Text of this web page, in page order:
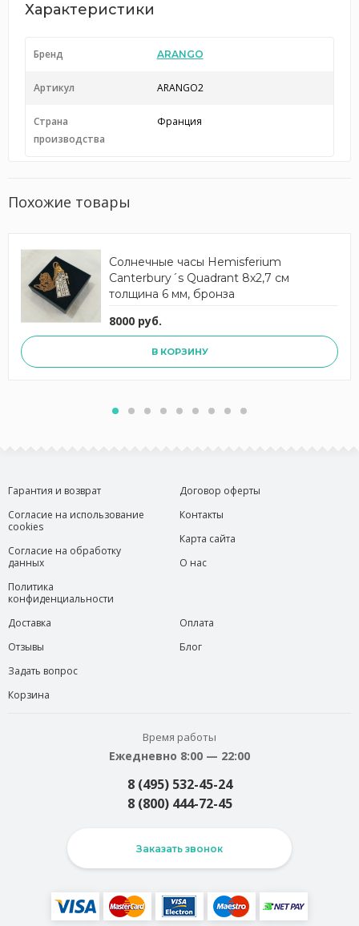
Характеристики
Бренд ARANGO
Артикул ARANGO2
Страна
производства
Франция
Похожие товары
Солнечные часы Hemisferium
Canterbury´s Quadrant 8х2,7 см
толщина 6 мм, бронза
8000 руб.
В КОРЗИНУ
Гарантия и возврат
Согласие на использование
cookies
Согласие на обработку
данных
Политика
конфиденциальности
Договор оферты
Контакты
Карта сайта
О нас
Доставка
Отзывы
Задать вопрос
Корзина
Оплата
Блог
Время работы
Ежедневно 8:00 — 22:00
8 (495) 532-45-24
8 (800) 444-72-45
Заказать звонок